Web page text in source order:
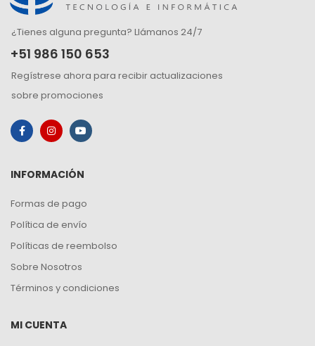
¿Tienes alguna pregunta? Llámanos 24/7
+51 986 150 653
Regístrese ahora para recibir actualizaciones
sobre promociones
INFORMACIÓN
Formas de pago
Política de envío
Políticas de reembolso
Sobre Nosotros
Términos y condiciones
MI CUENTA